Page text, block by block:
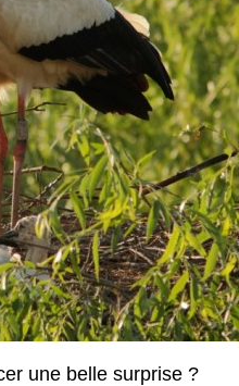
une belle surprise ?